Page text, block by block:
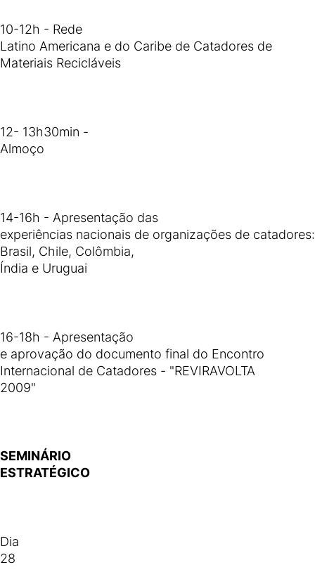
10-12h - Rede
Latino Americana e do Caribe de Catadores de
Materiais Recicláveis
12- 13h30min -
Almoço
14-16h - Apresentação das
experiências nacionais de organizações de catadores:
Brasil, Chile, Colômbia,
Índia e Uruguai
16-18h - Apresentação
e aprovação do documento final do Encontro
Internacional de Catadores - "REVIRAVOLTA
2009"
SEMINÁRIO
ESTRATÉGICO
Dia
28